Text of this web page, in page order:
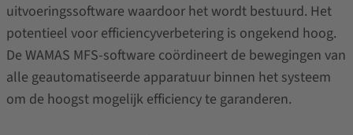
uitvoeringssoftware waardoor het wordt bestuurd. Het
potentieel voor efficiencyverbetering is ongekend hoog.
De WAMAS MFS-software coördineert de bewegingen van
alle geautomatiseerde apparatuur binnen het systeem
om de hoogst mogelijk efficiency te garanderen.